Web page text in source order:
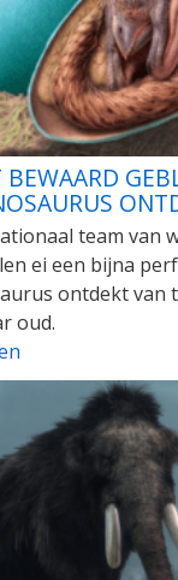
BEWAARD
team van
ei een bijna
ontdekt van
oud.